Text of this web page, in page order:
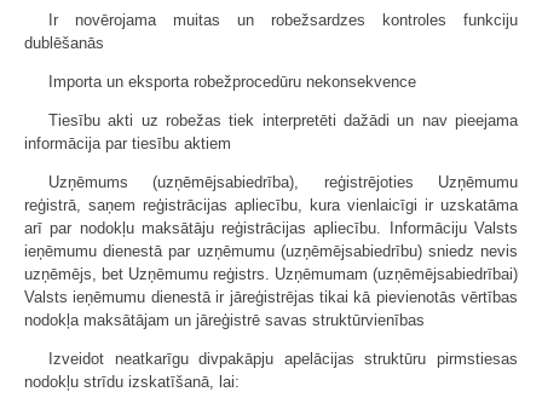
Ir novērojama muitas un robežsardzes kontroles funkciju
dublēšanās
Importa un eksporta robežprocedūru nekonsekvence
Tiesību akti uz robežas tiek interpretēti dažādi un nav pieejama
informācija par tiesību aktiem
Uzņēmums (uzņēmējsabiedrība), reģistrējoties Uzņēmumu
reģistrā, saņem reģistrācijas apliecību, kura vienlaicīgi ir uzskatāma
arī par nodokļu maksātāju reģistrācijas apliecību. Informāciju Valsts
ieņēmumu dienestā par uzņēmumu (uzņēmējsabiedrību) sniedz nevis
uzņēmējs, bet Uzņēmumu reģistrs. Uzņēmumam (uzņēmējsabiedrībai)
Valsts ieņēmumu dienestā ir jāreģistrējas tikai kā pievienotās vērtības
nodokļa maksātājam un jāreģistrē savas struktūrvienības
Izveidot neatkarīgu divpakāpju apelācijas struktūru pirmstiesas
nodokļu strīdu izskatīšanā, lai: